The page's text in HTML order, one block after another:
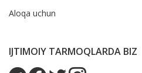
Aloqa uchun
IJTIMOIY TARMOQLARDA BIZ